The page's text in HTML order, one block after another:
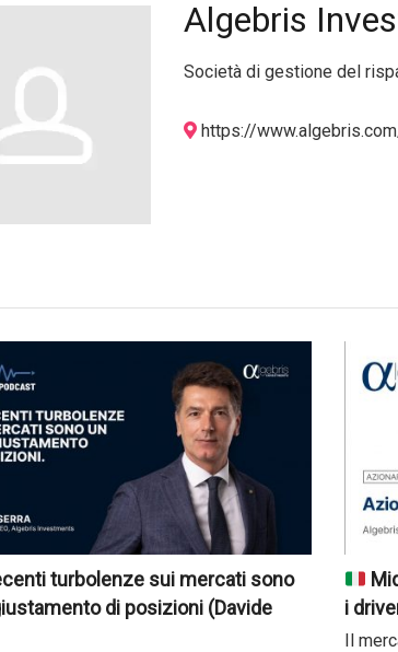
Algebris
Società di gestione del
https://
turbolenze sui mercati sono
di posizioni (Davide
i
Il